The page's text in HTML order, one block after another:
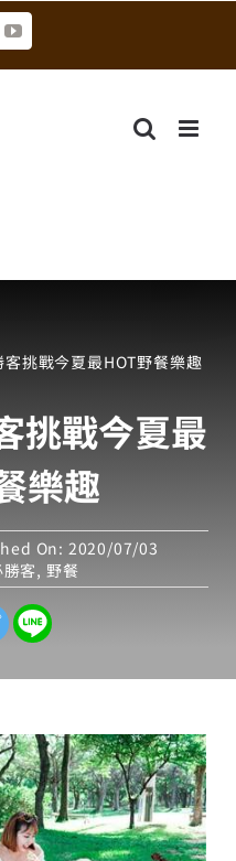
YouTube
挑戰今夏最HOT野餐樂趣
挑戰今夏最
樂趣
On: 2020/07/03
客, 野餐